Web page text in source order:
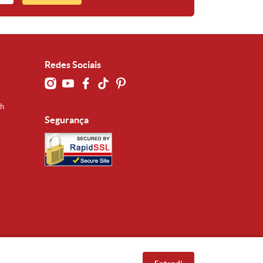
Redes Sociais
Segurança